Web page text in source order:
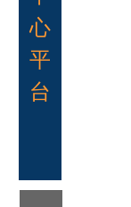
心
平
台